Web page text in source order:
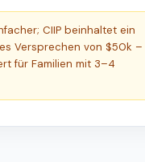
CIIP beinhaltet ein
Versprechen von $50k –
für Familien mit 3–4